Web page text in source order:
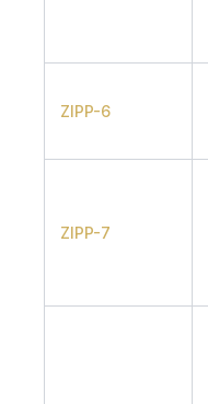
ZIPP-6
ZIPP-7